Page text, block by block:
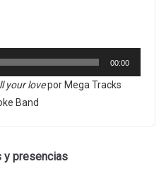
00:00
your lovepor Mega Tracks
Band
y presencias